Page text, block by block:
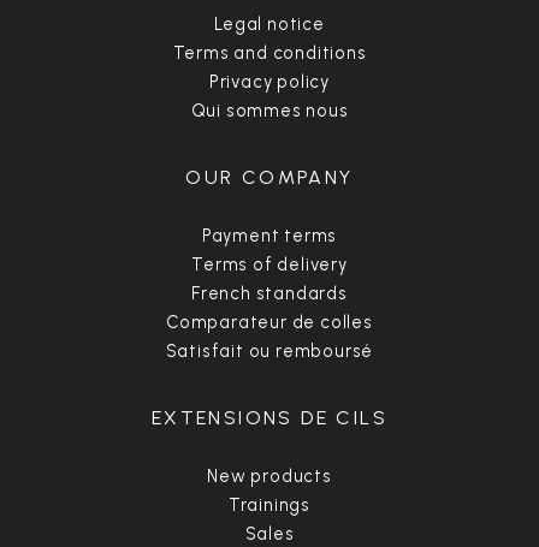
Legal notice
Terms and conditions
Privacy policy
Qui sommes nous
OUR COMPANY
Payment terms
Terms of delivery
French standards
Comparateur de colles
Satisfait ou remboursé
EXTENSIONS DE CILS
New products
Trainings
Sales